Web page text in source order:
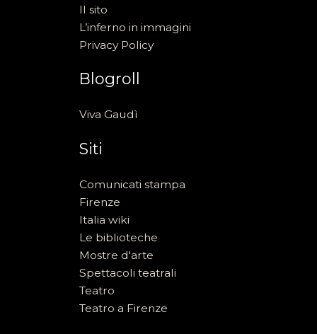
Il sito
L’inferno in immagini
Privacy Policy
Blogroll
Viva Gaudì
Siti
Comunicati stampa
Firenze
Italia wiki
Le biblioteche
Mostre d'arte
Spettacoli teatrali
Teatro
Teatro a Firenze